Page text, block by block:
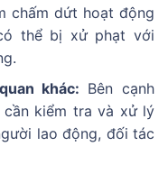
chấm dứt hoạt động
thể bị xử phạt với
khác: Bên cạnh
cần kiểm tra và xử lý
lao động, đối tác